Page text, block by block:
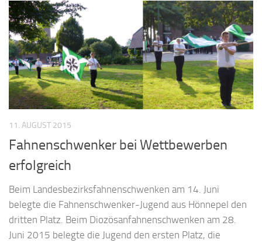
11. AUGUST 2015
Fahnenschwenker bei Wettbewerben
erfolgreich
Beim Landesbezirksfahnenschwenken am 14. Juni
belegte die Fahnenschwenker-Jugend aus Hönnepel den
dritten Platz. Beim Diozösanfahnenschwenken am 28.
Juni 2015 belegte die Jugend den ersten Platz, die